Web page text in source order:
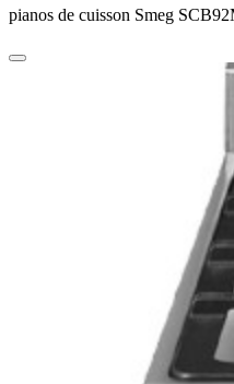
pianos de cuisson Smeg